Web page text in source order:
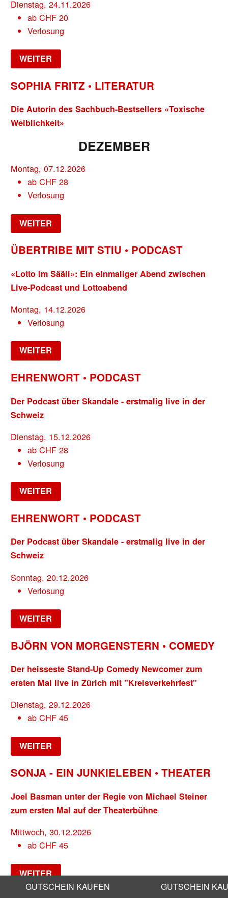
Dienstag, 24.11.2026
ab CHF20
Verlosung
WEITER
SOPHIA FRITZ • LITERATUR
Die Autorin des Sachbuch-Bestsellers «Toxische
Weiblichkeit»
DEZEMBER
Montag, 07.12.2026
ab CHF28
Verlosung
WEITER
ÜBERTRIBE MIT STIU • PODCAST
«Lotto im Sääli»: Ein einmaliger Abend zwischen
Live-Podcast und Lottoabend
Montag, 14.12.2026
Verlosung
WEITER
EHRENWORT • PODCAST
Der Podcast über Skandale - erstmalig live in der
Schweiz
Dienstag, 15.12.2026
ab CHF28
Verlosung
WEITER
EHRENWORT • PODCAST
Der Podcast über Skandale - erstmalig live in der
Schweiz
Sonntag, 20.12.2026
Verlosung
WEITER
BJÖRN VON MORGENSTERN • COMEDY
Der heisseste Stand-Up Comedy Newcomer zum
ersten Mal live in Zürich mit "Kreisverkehrfest"
Dienstag, 29.12.2026
ab CHF45
WEITER
SONJA - EIN JUNKIELEBEN • THEATER
Joel Basman unter der Regie von Michael Steiner
zum ersten Mal auf der Theaterbühne
Mittwoch, 30.12.2026
ab CHF45
WEITER
GUTSCHEIN KAUFEN GUTSCHEIN